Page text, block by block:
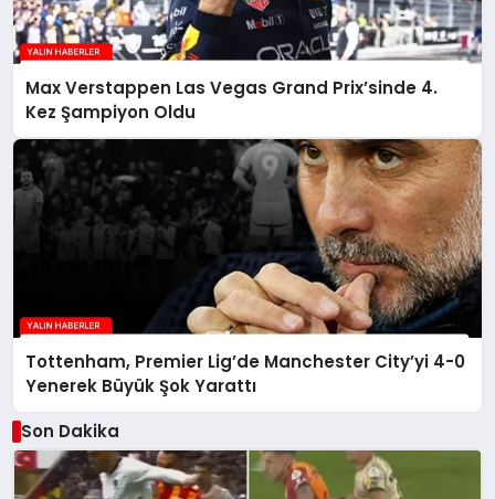
Max Verstappen Las Vegas Grand Prix’sinde 4.
Kez Şampiyon Oldu
Tottenham, Premier Lig’de Manchester City’yi 4-0
Yenerek Büyük Şok Yarattı
Son Dakika